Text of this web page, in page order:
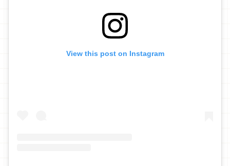
View this post on Instagram